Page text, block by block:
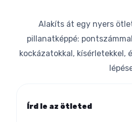
Alakíts át egy nyers
pillanatképpé:
kockázatokkal, kísérletekkel,
Írd le az ötleted